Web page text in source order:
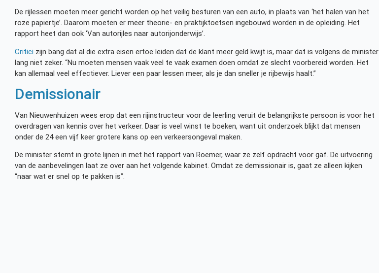
De rijlessen moeten meer gericht worden op het veilig besturen van een auto, in plaats van ‘het halen van het
roze papiertje’. Daarom moeten er meer theorie- en praktijktoetsen ingebouwd worden in de opleiding. Het
rapport heet dan ook ‘Van autorijles naar autorijonderwijs’.
Critici zijn bang dat al die extra eisen ertoe leiden dat de klant meer geld kwijt is, maar dat is volgens de minister
lang niet zeker. “Nu moeten mensen vaak veel te vaak examen doen omdat ze slecht voorbereid worden. Het
kan allemaal veel effectiever. Liever een paar lessen meer, als je dan sneller je rijbewijs haalt.”
Demissionair
Van Nieuwenhuizen wees erop dat een rijinstructeur voor de leerling veruit de belangrijkste persoon is voor het
overdragen van kennis over het verkeer. Daar is veel winst te boeken, want uit onderzoek blijkt dat mensen
onder de 24 een vijf keer grotere kans op een verkeersongeval maken.
De minister stemt in grote lijnen in met het rapport van Roemer, waar ze zelf opdracht voor gaf. De uitvoering
van de aanbevelingen laat ze over aan het volgende kabinet. Omdat ze demissionair is, gaat ze alleen kijken
“naar wat er snel op te pakken is”.